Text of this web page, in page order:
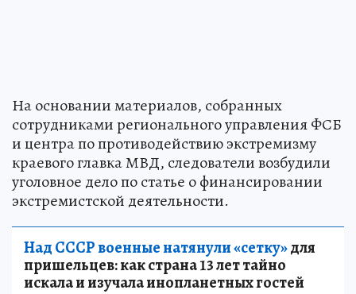
На основании материалов, собранных
сотрудниками регионального управления ФСБ
и центра по противодействию экстремизму
краевого главка МВД, следователи возбудили
уголовное дело по статье о финансировании
экстремистской деятельности.
Над СССР военные натянули «сетку»для
пришельцев: как страна 13 лет тайно
искала и изучала инопланетных гостей